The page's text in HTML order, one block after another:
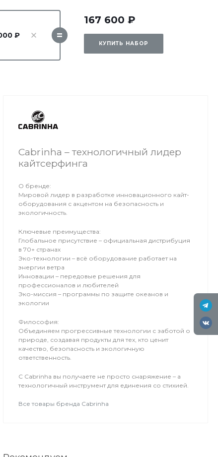
₽ =
167 600 ₽
КУПИТЬ НАБОР
Cabrinha – технологичный лидер
кайтсерфинга
О бренде:
Мировой лидер в разработке инновационного кайт-
оборудования с акцентом на безопасность и
экологичность.
Ключевые преимущества:
Глобальное присутствие – официальная дистрибуция
в 70+ странах
Эко-технологии – всё оборудование работает на
энергии ветра
Инновации – передовые решения для
профессионалов и любителей
Эко-миссия – программы по защите океанов и
экологии
Философия:
Объединяем прогрессивные технологии с заботой о
природе, создавая продукты для тех, кто ценит
качество, безопасность и экологичную
ответственность.
С Cabrinha вы получаете не просто снаряжение – а
технологичный инструмент для единения со стихией.
Все товары бренда Cabrinha